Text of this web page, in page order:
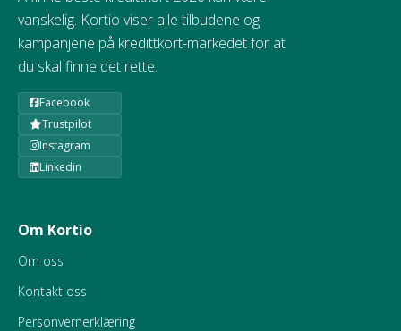
vanskelig. Kortio viser alle tilbudene og
kampanjene på kredittkort-markedet for at
du skal finne det rette.
Facebook
Trustpilot
Instagram
Linkedin
Om Kortio
Om oss
Kontakt oss
Personvernerklæring